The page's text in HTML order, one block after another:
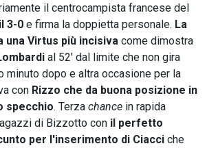
il centrocampista francese del
3-0 e firma la doppietta personale. La
Virtus più incisiva come dimostra
al 52' dal limite che non gira
minuto dopo e altra occasione per la
con Rizzo che da buona posizione in
specchio. Terza chance in rapida
di Bizzotto con il perfetto
per l'inserimento di Ciacci che